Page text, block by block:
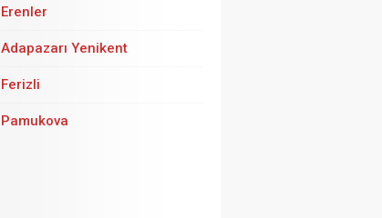
Erenler
Adapazarı Yenikent
Ferizli
Pamukova